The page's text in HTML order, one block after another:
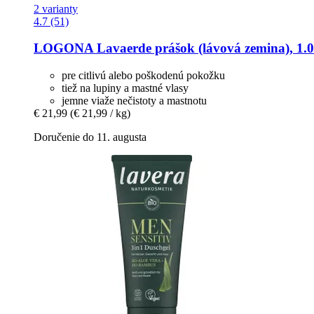
2 varianty
4.7 (51)
LOGONALavaerde prášok (lávová zemina),
pre citlivú alebo poškodenú pokožku
tiež na lupiny a mastné vlasy
jemne viaže nečistoty a mastnotu
€ 21,99 (€ 21,99 / kg)
Doručenie do 11. augusta